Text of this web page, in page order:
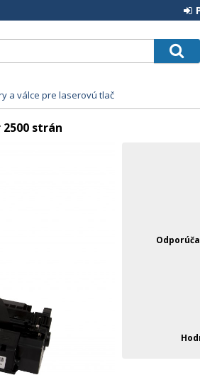
a válce pre laserovú tlač
strán